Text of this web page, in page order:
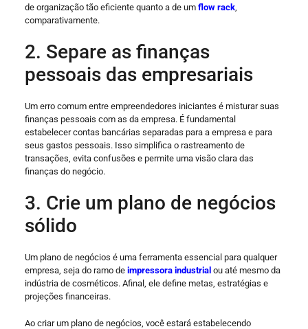
de organização tão eficiente quanto a de um flow rack,
comparativamente.
2. Separe as finanças
pessoais das empresariais
Um erro comum entre empreendedores iniciantes é misturar suas
finanças pessoais com as da empresa. É fundamental
estabelecer contas bancárias separadas para a empresa e para
seus gastos pessoais. Isso simplifica o rastreamento de
transações, evita confusões e permite uma visão clara das
finanças do negócio.
3. Crie um plano de negócios
sólido
Um plano de negócios é uma ferramenta essencial para qualquer
empresa, seja do ramo de impressora industrial ou até mesmo da
indústria de cosméticos. Afinal, ele define metas, estratégias e
projeções financeiras.
Ao criar um plano de negócios, você estará estabelecendo